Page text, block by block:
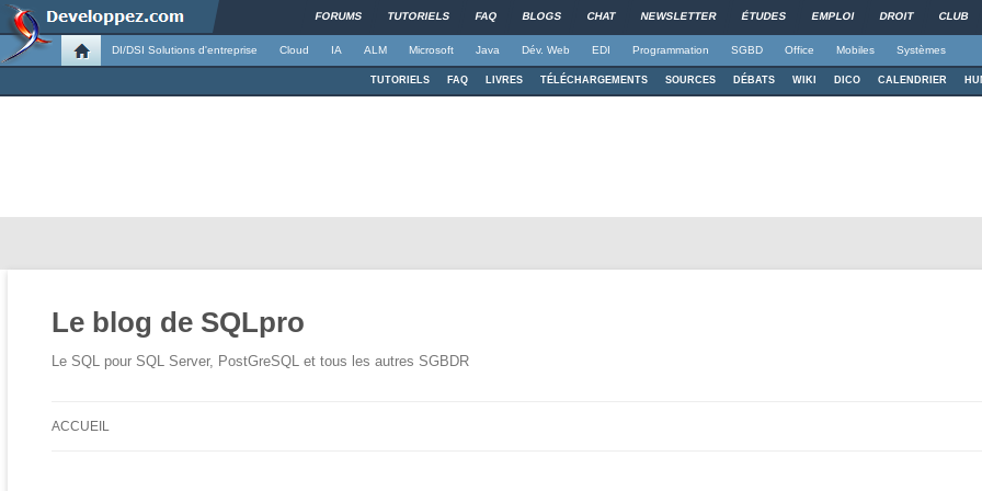
FORUMS TUTORIELS FAQ BLOGS CHAT NEWSLETTER ÉTUDES EMPLOI DROIT CLUB
DI/DSI Solutions d'entreprise Cloud IA ALM Microsoft Java Dév. Web EDI Programmation SGBD Office Mobiles Systèmes
TUTORIELS FAQ LIVRES TÉLÉCHARGEMENTS SOURCES DÉBATS WIKI DICO CALENDRIER
Le blog de SQLpro
Le SQL pour SQL Server, PostGreSQL et tous les autres SGBDR
ACCUEIL